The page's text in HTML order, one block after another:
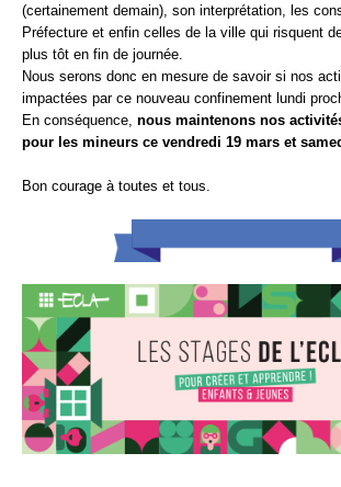
(certainement demain), son interprétation, les
Préfecture et enfin celles de la ville qui risquent
plus tôt en fin de journée.
Nous serons donc en mesure de savoir si nos
impactées par ce nouveau confinement lundi
En conséquence, nous maintenons nos
pour les mineurs ce vendredi 19 mars et
Bon courage à toutes et tous.